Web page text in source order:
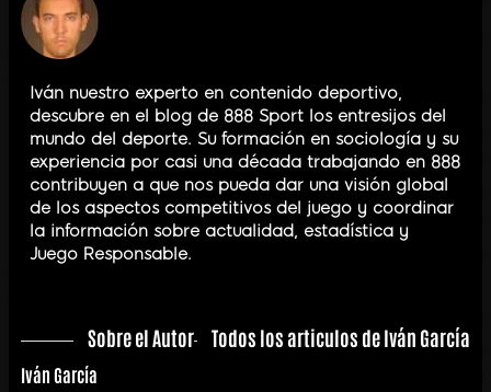
Iván nuestro experto en contenido deportivo,
descubre en el blog de 888 Sport los entresijos del
mundo del deporte. Su formación en sociología y su
experiencia por casi una década trabajando en 888
contribuyen a que nos pueda dar una visión global
de los aspectos competitivos del juego y coordinar
la información sobre actualidad, estadística y
Juego Responsable.
Sobre el Autor Todos los articulos de Iván García
Iván García